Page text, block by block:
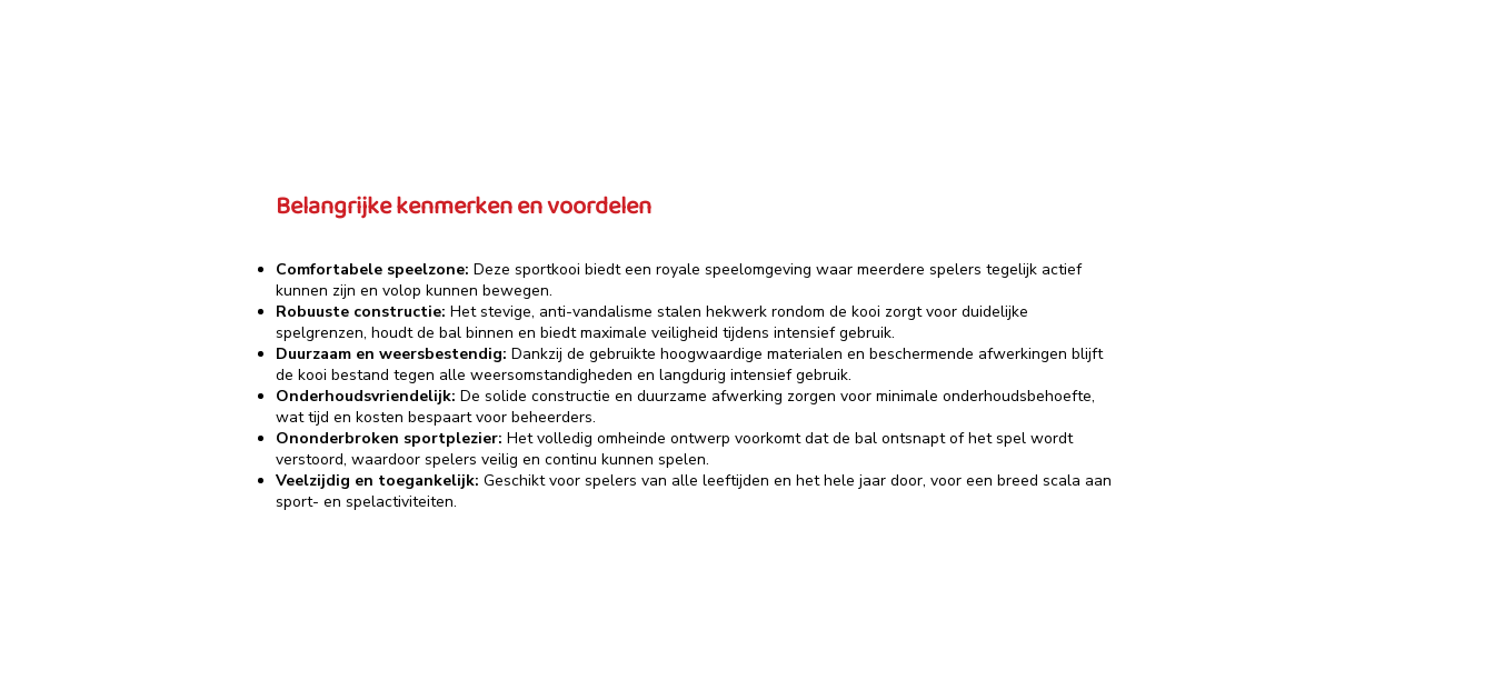
Comfortabele speelzone: Deze sportkooi biedt een royale speelomgeving waar meerdere spelers tegelijk actief
kunnen zijn en volop kunnen bewegen.
Robuuste constructie: Het stevige, anti-vandalisme stalen hekwerk rondom de kooi zorgt voor duidelijke
spelgrenzen, houdt de bal binnen en biedt maximale veiligheid tijdens intensief gebruik.
Duurzaam en weersbestendig: Dankzij de gebruikte hoogwaardige materialen en beschermende afwerkingen blijft
de kooi bestand tegen alle weersomstandigheden en langdurig intensief gebruik.
Onderhoudsvriendelijk: De solide constructie en duurzame afwerking zorgen voor minimale onderhoudsbehoefte,
wat tijd en kosten bespaart voor beheerders.
Ononderbroken sportplezier: Het volledig omheinde ontwerp voorkomt dat de bal ontsnapt of het spel wordt
verstoord, waardoor spelers veilig en continu kunnen spelen.
Veelzijdig en toegankelijk: Geschikt voor spelers van alle leeftijden en het hele jaar door, voor een breed scala aan
sport- en spelactiviteiten.
Belangrijke kenmerken en voordelen